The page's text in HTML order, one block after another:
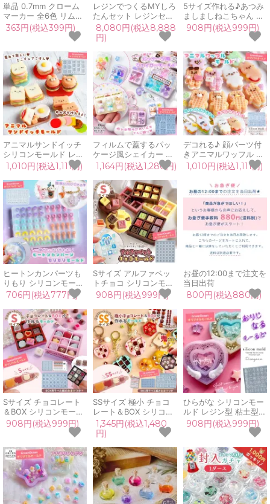
単品 0.7mm クローム
マーカー 全6色 リムー
バーペン バラ売り 中細
金 銀 メタリック クロ
ーム ミラー ペン 光沢
鏡面 ゴールド ブロンズ
シルバー クラフト
363円(税込399円)
レジンでつくるMYしろ
たんセット レジンセッ
ト スターター キット
説明書 子供 女の子 小
学生 中学生 プレゼント
クリスマス
GreenOceanオリジナ
ル♪
8,080円(税込8,888
円)
5サイズ作れる♪あつみ
ましましねこちゃん シ
リコンモールド レジン
型 顔 猫 手作り ドロッ
プシール UVレジン ク
ラフト GreenOceanオ
リジナル♪
908円(税込999円)
アニマルサンドイッチ
シリコンモールド レジ
ン型 ハンバーガー フル
ーツサンド パン ミニチ
ュアスイーツ UVレジ
ン クラフト
GreenOceanオリジナ
ル♪
1,010円(税込1,111円)
フィルムで蓋するパッ
ケージ風シェイカー シ
リコンモールド ブリス
ターパッケージ シャカ
シャカ レジン型 ミニチ
ュア カンパーツ 手芸
GreenOceanオリジナ
ル♪
1,164円(税込1,280円)
デコれる♪ 顔パーツ付
きアニマルワッフル シ
リコンモールド レジン
型 セット ミニチュアス
イーツ 猫 うさぎ クマ
UVレジン
GreenOceanオリジナ
ル♪
1,010円(税込1,111円)
ヒートンカンパーツも
りもり シリコンモール
ド レジン型 セット ヒ
ートンパーツ 貼り付け
差し込み 量産 金具 UV
レジン GreenOceanオ
リジナル♪
706円(税込777円)
Sサイズ アルファベッ
トチョコ シリコンモー
ルド ローマ字 お名前
推し活 ミニチュアスイ
ーツ チョコモールド 対
応 UVレジン
GreenOceanオリジナ
ル♪
908円(税込999円)
お昼の12:00まで注文を
当日出荷
800円(税込880円)
Sサイズ チョコレート
＆BOX シリコンモール
ド ラベル紙付 元祖 チ
ョコモールド ミニチュ
アスイーツ 立体 3d uv
レジン GreenOceanオ
リジナル♪
908円(税込999円)
SSサイズ 極小 チョコ
レート＆BOX シリコン
モールド ラベル紙付 チ
ョコモールド ミニチュ
アスイーツ 立体 3d uv
レジン GreenOceanオ
リジナル♪
1,345円(税込1,480
円)
ひらがな シリコンモー
ルド レジン型 粘土型
UVレジン LEDレジン
手芸 クラフト 3Dモー
ルド デコパーツ 名前
数字 ハート 推し活
GreenOceanオリジナ
ル♪
908円(税込999円)